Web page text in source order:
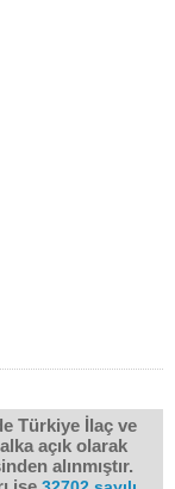
Türkiye İlaç ve
açık olarak
alınmıştır.